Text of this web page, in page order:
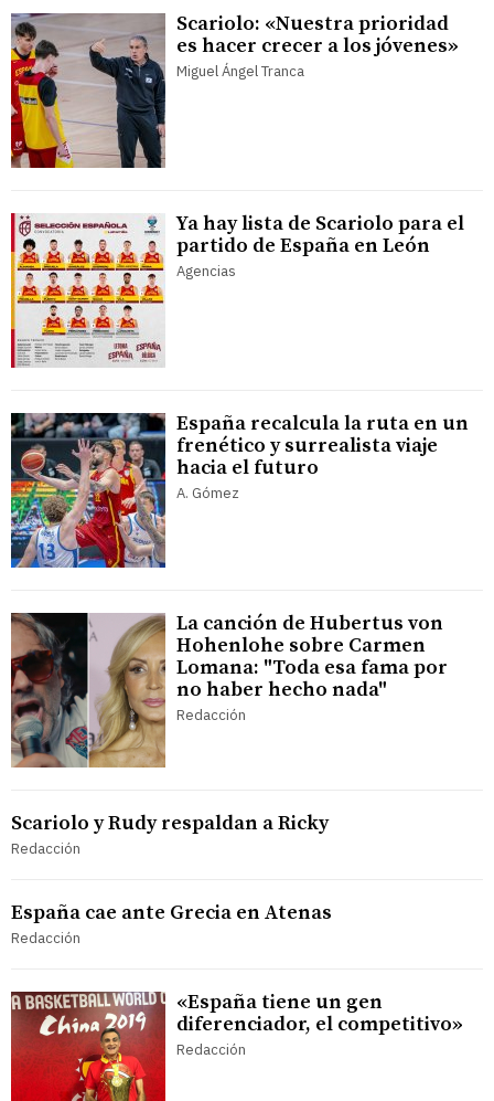
Scariolo: «Nuestra prioridad
es hacer crecer a los jóvenes»
Miguel Ángel Tranca
Ya hay lista de Scariolo para el
partido de España en León
Agencias
España recalcula la ruta en un
frenético y surrealista viaje
hacia el futuro
A. Gómez
La canción de Hubertus von
Hohenlohe sobre Carmen
Lomana: "Toda esa fama por
no haber hecho nada"
Redacción
Scariolo y Rudy respaldan a Ricky
Redacción
España cae ante Grecia en Atenas
Redacción
«España tiene un gen
diferenciador, el competitivo»
Redacción